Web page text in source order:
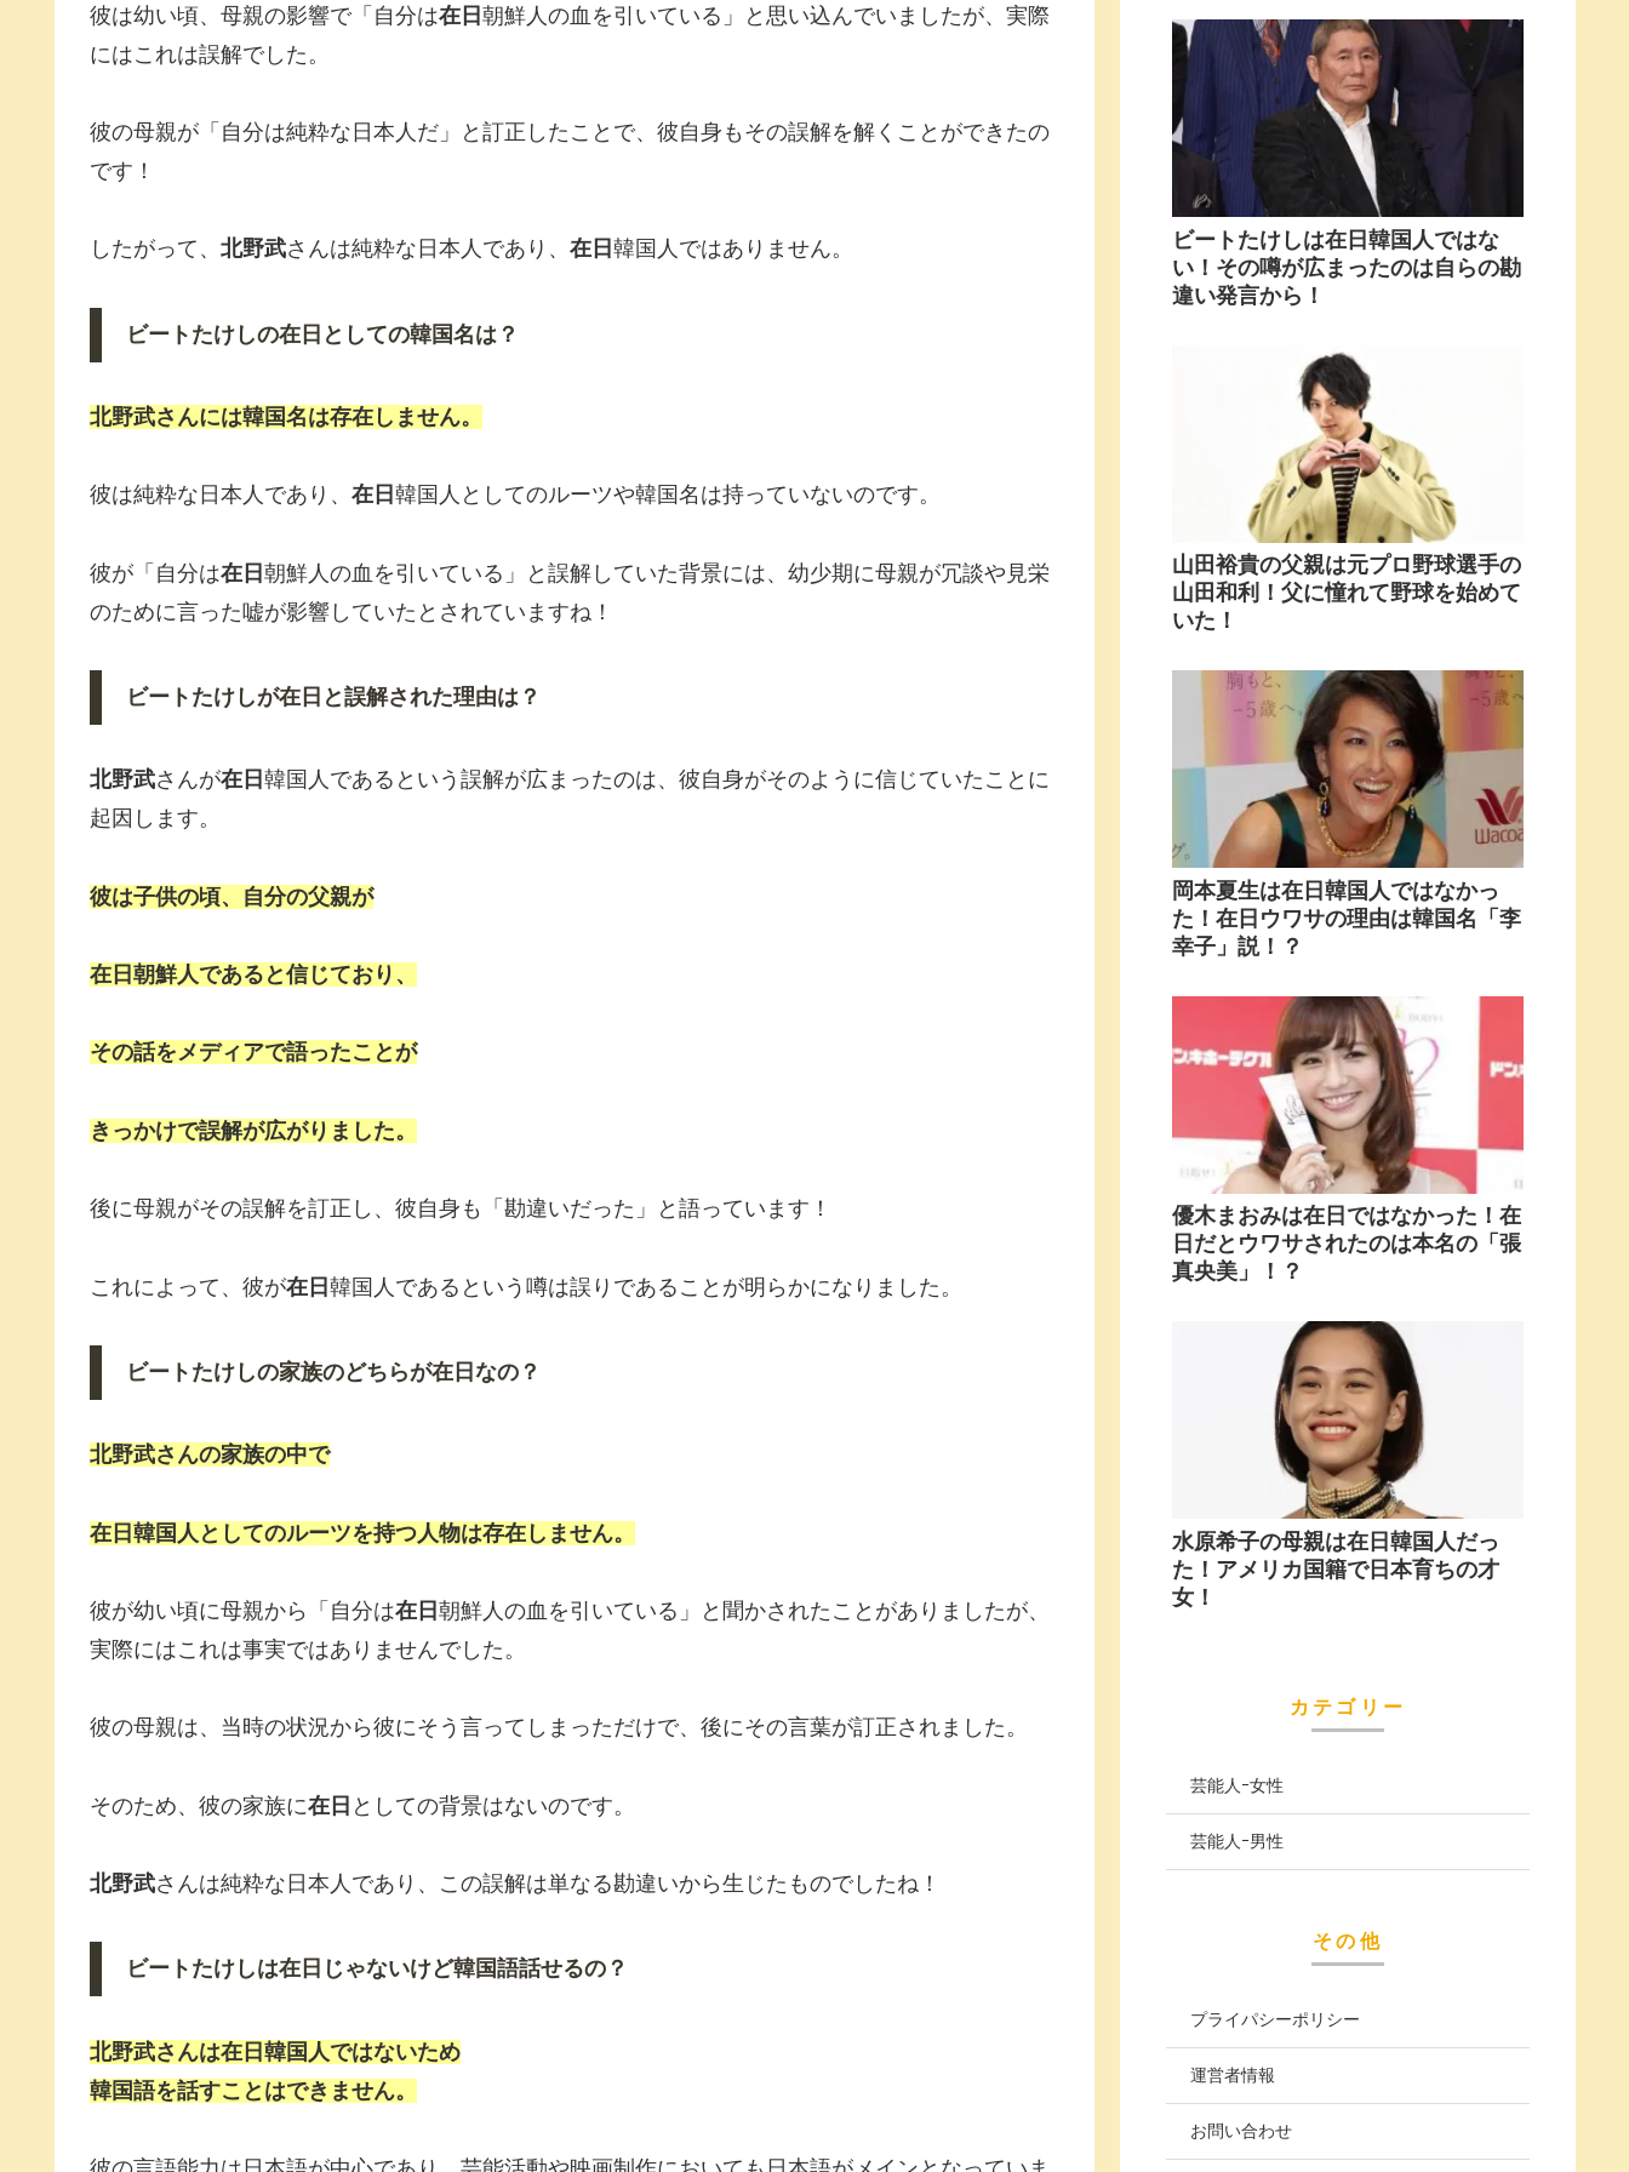
彼は幼い頃、母親の影響で「自分は在日 朝鮮人の血を引いている」と思い込んでいましたが、実際
にはこれは誤解でした。
彼の母親が「自分は純粋な日本人だ」と訂正したことで、彼自身もその誤解を解くことができたの
です！
したがって、 北野武さんは純粋な日本人であり、 在日 韓国人ではありません。
ビートたけしの在日としての韓国名は？
北野武さんには韓国名は存在しません。
彼は純粋な日本人であり、 在日 韓国人としてのルーツや韓国名は持っていないのです。
彼が「自分は在日 朝鮮人の血を引いている」と誤解していた背景には、幼少期に母親が冗談や見栄
のために言った嘘が影響していたとされていますね！
ビートたけしが在日と誤解された理由は？
北野武さんが在日 韓国人であるという誤解が広まったのは、彼自身がそのように信じていたことに
起因します。
彼は子供の頃、自分の父親が
在日朝鮮人であると信じており、
その話をメディアで語ったことが
きっかけで誤解が広がりました。
後に母親がその誤解を訂正し、彼自身も「勘違いだった」と語っています！
これによって、彼が在日 韓国人であるという噂は誤りであることが明らかになりました。
ビートたけしの家族のどちらが在日なの？
北野武さんの家族の中で
在日韓国人としてのルーツを持つ人物は存在しません。
彼が幼い頃に母親から「自分は在日 朝鮮人の血を引いている」と聞かされたことがありましたが、
実際にはこれは事実ではありませんでした。
彼の母親は、当時の状況から彼にそう言ってしまっただけで、後にその言葉が訂正されました。
そのため、彼の家族に在日 としての背景はないのです。
北野武さんは純粋な日本人であり、この誤解は単なる勘違いから生じたものでしたね！
ビートたけしは在日じゃないけど韓国語話せるの？
北野武さんは在日韓国人ではないため
韓国語を話すことはできません。
ビートたけしは在日韓国人ではな
い！その噂が広まったのは自らの勘
違い発言から！
山田裕貴の父親は元プロ野球選手の
山田和利！父に憧れて野球を始めて
いた！
岡本夏生は在日韓国人ではなかっ
た！在日ウワサの理由は韓国名「李
幸子」説！？
優木まおみは在日ではなかった！在
日だとウワサされたのは本名の「張
真央美」！？
水原希子の母親は在日韓国人だっ
た！アメリカ国籍で日本育ちの才
女！
カテゴリー
芸能人ｰ女性
芸能人ｰ男性
その他
プライパシーポリシー
運営者情報
お問い合わせ